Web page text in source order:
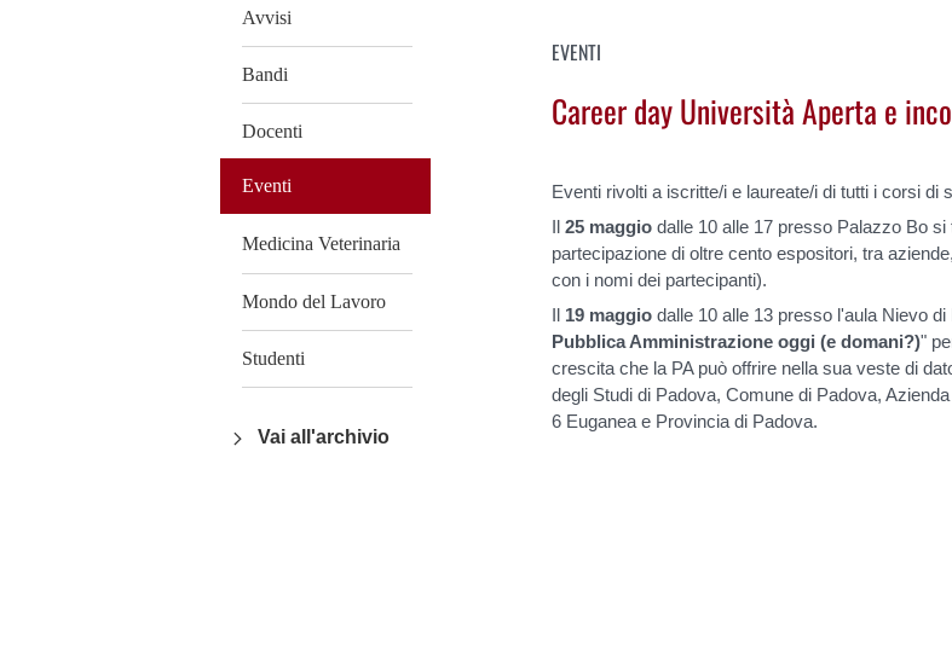
Avvisi
Bandi
Docenti
Eventi
Medicina Veterinaria
Mondo del Lavoro
Studenti
Vai all'archivio
EVENTI
Career day Università Aperta e
Eventi rivolti a iscritte/i e laureate/i di tutti i corsi di
Il 25 maggio dalle 10 alle 17 presso Palazzo Bo
partecipazione di oltre cento espositori, tra
con i nomi dei partecipanti).
Il 19 maggio dalle 10 alle 13 presso l'aula Nievo
Pubblica Amministrazione oggi (e domani?)"
crescita che la PA può offrire nella sua veste di
degli Studi di Padova, Comune di Padova,
6 Euganea e Provincia di Padova.